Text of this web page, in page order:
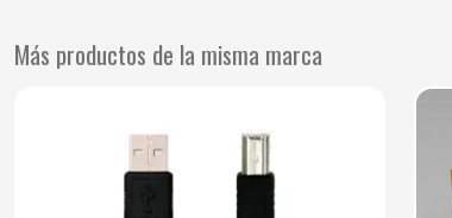
Más productos de la misma marca